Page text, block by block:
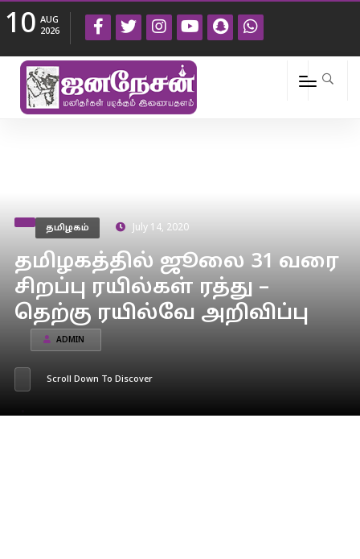
10 AUG
2026
தமிழகம் July 14, 2020
தமிழகத்தில் ஜூலை 31 வரை
சிறப்பு ரயில்கள் ரத்து –
தெற்கு ரயில்வே அறிவிப்பு
ADMIN
Scroll Down To Discover